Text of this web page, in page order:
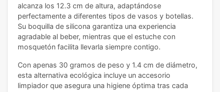
alcanza los 12.3 cm de altura, adaptándose
perfectamente a diferentes tipos de vasos y botellas.
Su boquilla de silicona garantiza una experiencia
agradable al beber, mientras que el estuche con
mosquetón facilita llevarla siempre contigo.
Con apenas 30 gramos de peso y 1.4 cm de diámetro,
esta alternativa ecológica incluye un accesorio
limpiador que asegura una higiene óptima tras cada